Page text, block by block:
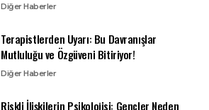
Diğer Haberler
Terapistlerden Uyarı: Bu Davranışlar
Mutluluğu ve Özgüveni Bitiriyor!
Diğer Haberler
Riskli İlişkilerin Psikolojisi: Gençler Neden